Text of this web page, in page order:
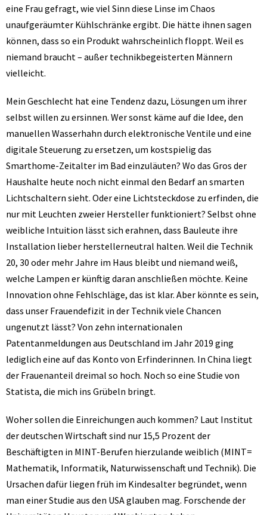
eine Frau gefragt, wie viel Sinn diese Linse im Chaos
unaufgeräumter Kühlschränke ergibt. Die hätte ihnen sagen
können, dass so ein Produkt wahrscheinlich floppt. Weil es
niemand braucht – außer technikbegeisterten Männern
vielleicht.
Mein Geschlecht hat eine Tendenz dazu, Lösungen um ihrer
selbst willen zu ersinnen. Wer sonst käme auf die Idee, den
manuellen Wasserhahn durch elektronische Ventile und eine
digitale Steuerung zu ersetzen, um kostspielig das
Smarthome-Zeitalter im Bad einzuläuten? Wo das Gros der
Haushalte heute noch nicht einmal den Bedarf an smarten
Lichtschaltern sieht. Oder eine Lichtsteckdose zu erfinden, die
nur mit Leuchten zweier Hersteller funktioniert? Selbst ohne
weibliche Intuition lässt sich erahnen, dass Bauleute ihre
Installation lieber herstellerneutral halten. Weil die Technik
20, 30 oder mehr Jahre im Haus bleibt und niemand weiß,
welche Lampen er künftig daran anschließen möchte. Keine
Innovation ohne Fehlschläge, das ist klar. Aber könnte es sein,
dass unser Frauendefizit in der Technik viele Chancen
ungenutzt lässt? Von zehn internationalen
Patentanmeldungen aus Deutschland im Jahr 2019 ging
lediglich eine auf das Konto von Erfinderinnen. In China liegt
der Frauenanteil dreimal so hoch. Noch so eine Studie von
Statista, die mich ins Grübeln bringt.
Woher sollen die Einreichungen auch kommen? Laut Institut
der deutschen Wirtschaft sind nur 15,5 Prozent der
Beschäftigten in MINT-Berufen hierzulande weiblich (MINT=
Mathematik, Informatik, Naturwissenschaft und Technik). Die
Ursachen dafür liegen früh im Kindesalter begründet, wenn
man einer Studie aus den USA glauben mag. Forschende der